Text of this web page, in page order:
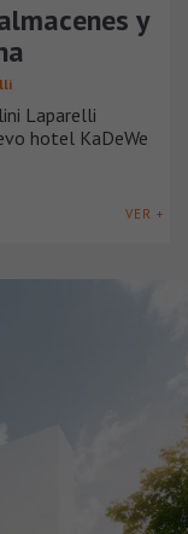
y
Laparelli
hotel KaDeWe
VER +